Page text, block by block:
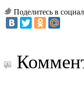
Поделитесь в